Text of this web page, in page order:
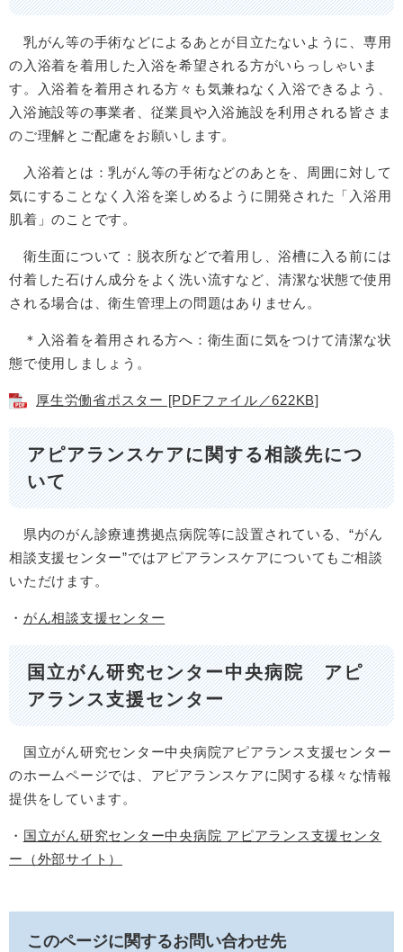
乳がん等の手術などによるあとが目立たないように、専用
の入浴着を着用した入浴を希望される方がいらっしゃいま
す。入浴着を着用される方々も気兼ねなく入浴できるよう、
入浴施設等の事業者、従業員や入浴施設を利用される皆さま
のご理解とご配慮をお願いします。
入浴着とは：乳がん等の手術などのあとを、周囲に対して
気にすることなく入浴を楽しめるように開発された「入浴用
肌着」のことです。
衛生面について：脱衣所などで着用し、浴槽に入る前には
付着した石けん成分をよく洗い流すなど、清潔な状態で使用
される場合は、衛生管理上の問題はありません。
＊入浴着を着用される方へ：衛生面に気をつけて清潔な状
態で使用しましょう。
厚生労働省ポスター [PDFファイル／622KB]
アピアランスケアに関する相談先につ
いて
県内のがん診療連携拠点病院等に設置されている、“がん
相談支援センター”ではアピアランスケアについてもご相談
いただけます。
・ がん相談支援センター
国立がん研究センター中央病院 アピ
アランス支援センター
国立がん研究センター中央病院アピアランス支援センター
のホームページでは、アピアランスケアに関する様々な情報
提供をしています。
・ 国立がん研究センター中央病院 アピアランス支援センタ
ー（外部サイト）
このページに関するお問い合わせ先